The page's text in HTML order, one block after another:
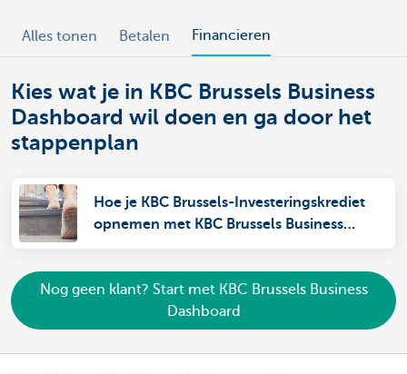
Alles tonen Betalen Financieren
Kies wat je in KBC Brussels Business
Dashboard wil doen en ga door het
stappenplan
Hoe je KBC Brussels-Investeringskrediet
opnemen met KBC Brussels Business
Nog geen klant? Start met KBC Brussels Business
Dashboard